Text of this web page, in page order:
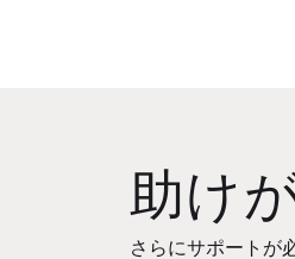
助け
さらにサポートが